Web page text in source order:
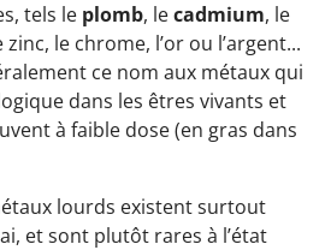
tels le plomb, lecadmium, le
zinc, le chrome, l’or ou l’argent...
ce nom aux métaux qui
dans les êtres vivants et
à faible dose (en gras dans
lourds existent surtout
et sont plutôt rares à l’état